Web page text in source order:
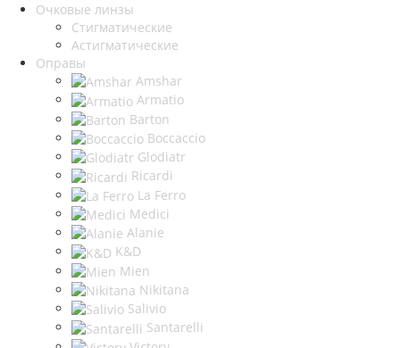
Очковые линзы
Стигматические
Астигматические
Оправы
Amshar
Armatio
Barton
Boccaccio
Glodiatr
Ricardi
La Ferro
Medici
Alanie
K&D
Mien
Nikitana
Salivio
Santarelli